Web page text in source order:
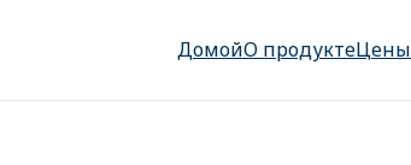
ДомойО продуктеЦены